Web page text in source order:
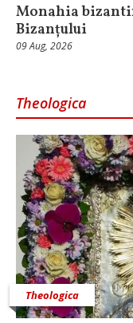
Monahia
Bizanțului
09 Aug, 2026
Theologica
Theologica